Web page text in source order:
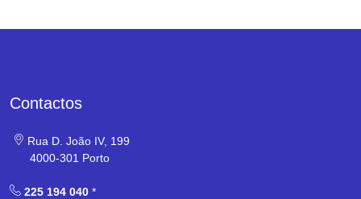
Contactos
Rua D. João IV, 199
4000-301 Porto
225 194 040 *